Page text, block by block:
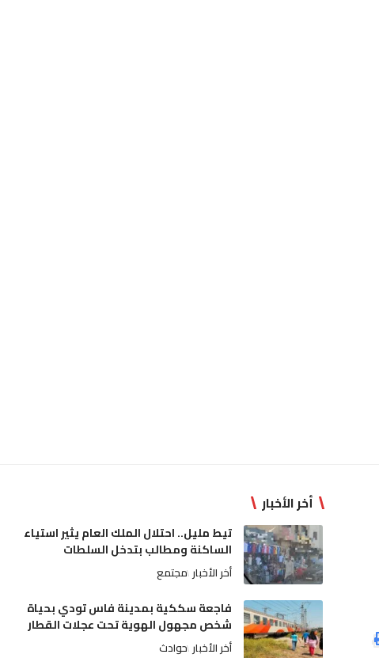
أخر الأخبار
تيط مليل.. احتلال الملك العام يثير استياء
الساكنة ومطالب بتدخل السلطات
أخر الأخبار مجتمع
فاجعة سككية بمدينة فاس تودي بحياة
شخص مجهول الهوية تحت عجلات القطار
أخر الأخبار حوادث